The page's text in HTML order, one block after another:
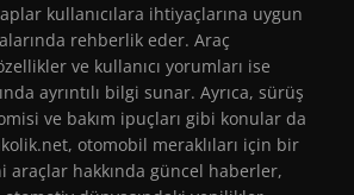
kullanıcılara ihtiyaçlarına uygun
rehberlik eder. Araç
ve kullanıcı yorumları ise
ayrıntılı bilgi sunar. Ayrıca, sürüş
ve bakım ipuçları gibi konular da
otomobil meraklıları için bir
araçlar hakkında güncel haberler,